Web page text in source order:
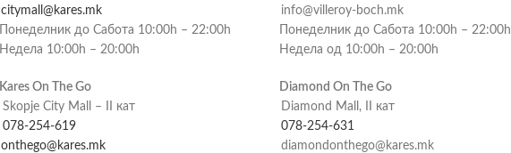
citymall@kares.mk
Понеделник до Сабота 10:00h – 22:00h
Недела 10:00h – 20:00h
Kares On The Go
Skopje City Mall – II кат
078-254-619
onthego@kares.mk
info@villeroy-boch.mk
Понеделник до Сабота 10:00h – 22:00h
Недела од 10:00h – 20:00h
Diamond On The Go
Diamond Mall, II кат
078-254-631
diamondonthego@kares.mk